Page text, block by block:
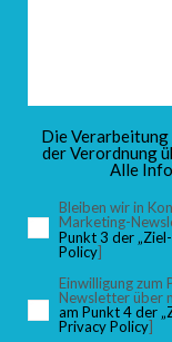
Die
der Verordnung
Alle
Bleiben wir in
Marketing-
Punkt 3 der
Policy]
Einwilligung zum
Newsletter über
am Punkt 4 der
Privacy Policy]